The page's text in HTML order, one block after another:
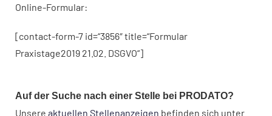
Online-Formular:
[contact-form-7 id=“3856″ title=“Formular
Praxistage2019 21.02. DSGVO“]
Auf der Suche nach einer Stelle bei PRODATO?
Unsere aktuellen Stellenanzeigen befinden sich unter